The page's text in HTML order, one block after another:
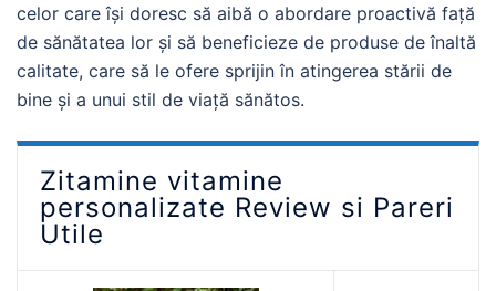
celor care își doresc să aibă o abordare proactivă față
de sănătatea lor și să beneficieze de produse de înaltă
calitate, care să le ofere sprijin în atingerea stării de
bine și a unui stil de viață sănătos.
Zitamine vitamine
personalizate Review si Pareri
Utile